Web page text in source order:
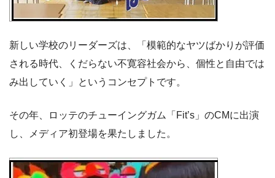
新しい学校のリーダーズは、「模範的なヤツばかりが評価
される時代、くだらない不寛容社会から、個性と自由では
み出していく」というコンセプトです。
その年、ロッテのチューイングガム「Fit’s」のCMに出演
し、メディア初登場を果たしました。